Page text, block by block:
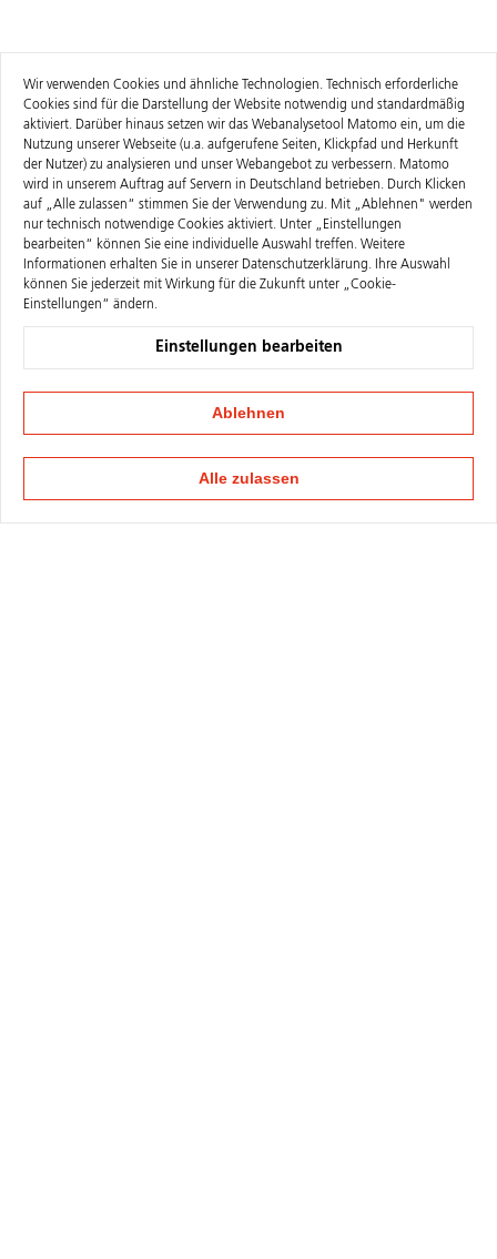
Wir verwenden Cookies und ähnliche Technologien. Technisch erforderliche
Cookies sind für die Darstellung der Website notwendig und standardmäßig
aktiviert. Darüber hinaus setzen wir das Webanalysetool Matomo ein, um die
Nutzung unserer Webseite (u.a. aufgerufene Seiten, Klickpfad und Herkunft
der Nutzer) zu analysieren und unser Webangebot zu verbessern. Matomo
wird in unserem Auftrag auf Servern in Deutschland betrieben. Durch Klicken
auf „Alle zulassen“ stimmen Sie der Verwendung zu. Mit „Ablehnen" werden
nur technisch notwendige Cookies aktiviert. Unter „Einstellungen
bearbeiten“ können Sie eine individuelle Auswahl treffen. Weitere
Informationen erhalten Sie in unserer Datenschutzerklärung. Ihre Auswahl
können Sie jederzeit mit Wirkung für die Zukunft unter „Cookie-
Einstellungen“ ändern.
Einstellungen bearbeiten
Ablehnen
Alle zulassen